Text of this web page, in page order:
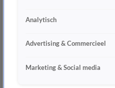
Analytisch
Advertising & Commercieel
Marketing & Social media